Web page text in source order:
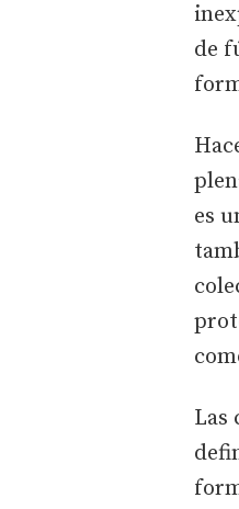
de
es
Las